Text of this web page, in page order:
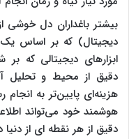
بیشتر باغداران دل خوشی
دیجیتال) که بر اساس یک
ابزارهای دیجیتالی که
دقیق از محیط و تحلیل
هزینه‌ای پایین‌تر به انجام
هوشمند خود می‌تواند
دقیق از هر نقطه ای از دنیا